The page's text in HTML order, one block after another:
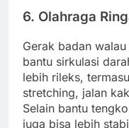
6. Olahraga
Gerak badan
bantu sirkulasi
lebih rileks,
stretching, jalan
Selain bantu
juga bisa lebih